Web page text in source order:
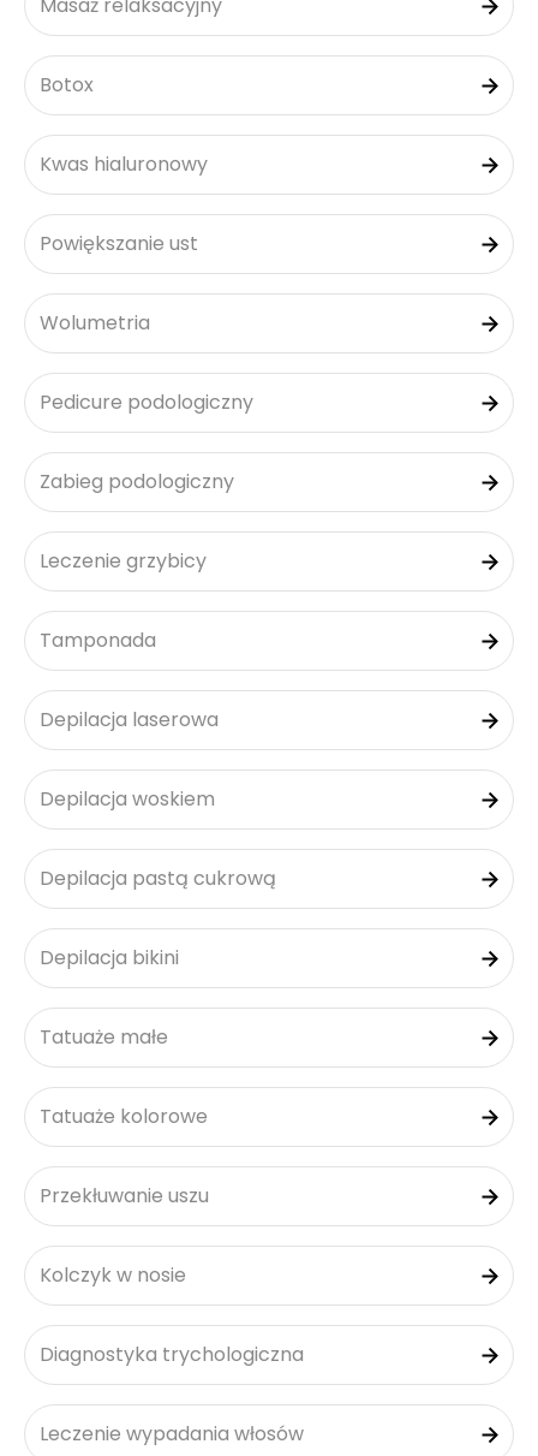
Botox
Kwas hialuronowy
Powiększanie ust
Wolumetria
Pedicure podologiczny
Zabieg podologiczny
Leczenie grzybicy
Tamponada
Depilacja laserowa
Depilacja woskiem
Depilacja pastą cukrową
Depilacja bikini
Tatuaże małe
Tatuaże kolorowe
Przekłuwanie uszu
Kolczyk w nosie
Diagnostyka trychologiczna
Leczenie wypadania włosów